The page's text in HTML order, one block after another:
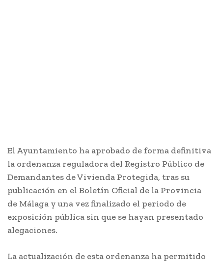
El Ayuntamiento ha aprobado de forma definitiva
la ordenanza reguladora del Registro Público de
Demandantes de Vivienda Protegida, tras su
publicación en el Boletín Oficial de la Provincia
de Málaga y una vez finalizado el periodo de
exposición pública sin que se hayan presentado
alegaciones.
La actualización de esta ordenanza ha permitido